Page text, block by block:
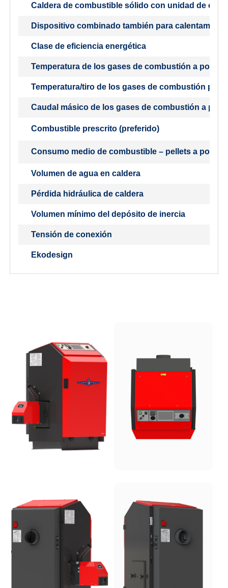
Caldera de combustible sólido con unidad de
Dispositivo combinado también para
Clase de eficiencia energética
Temperatura de los gases de combustión a
Temperatura/tiro de los gases de combustión
Caudal másico de los gases de combustión a
Combustible prescrito (preferido)
Consumo medio de combustible – pellets a
Volumen de agua en caldera
Pérdida hidráulica de caldera
Volumen mínimo del depósito de inercia
Tensión de conexión
Ekodesign